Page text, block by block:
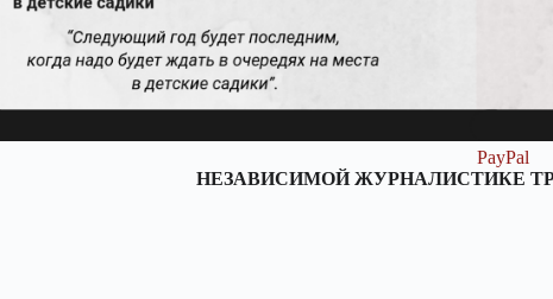
PayPal
НЕЗАВИСИМОЙ ЖУРНАЛИСТИКЕ